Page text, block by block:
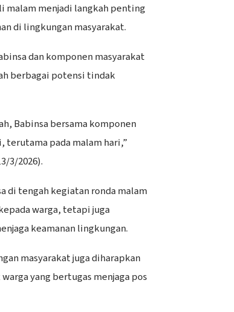
malam menjadi langkah penting
di lingkungan masyarakat.
dan komponen masyarakat
berbagai potensi tindak
Babinsa bersama komponen
pada malam hari,”
3/2026).
di tengah kegiatan ronda malam
warga, tetapi juga
keamanan lingkungan.
masyarakat juga diharapkan
yang bertugas menjaga pos